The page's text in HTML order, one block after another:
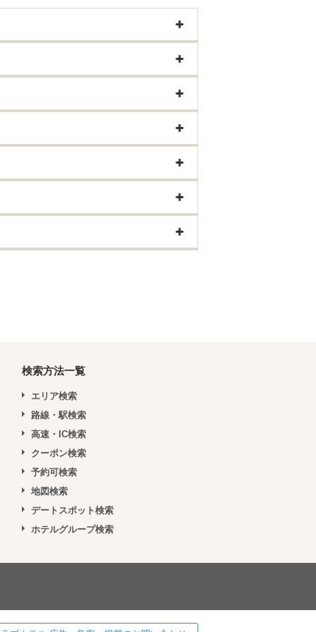
検索方法一覧
エリア検索
路線・駅検索
高速・IC検索
クーポン検索
予約可検索
地図検索
デートスポット検索
ホテルグループ検索